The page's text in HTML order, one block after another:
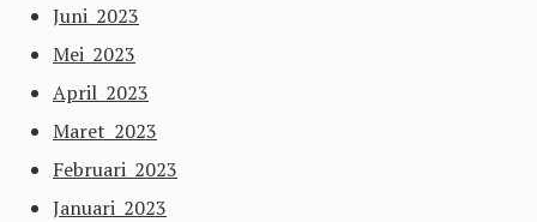
Juni 2023
Mei 2023
April 2023
Maret 2023
Februari 2023
Januari 2023